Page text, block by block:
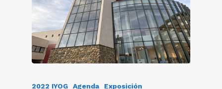
2022 IYOG Agenda
Exposición